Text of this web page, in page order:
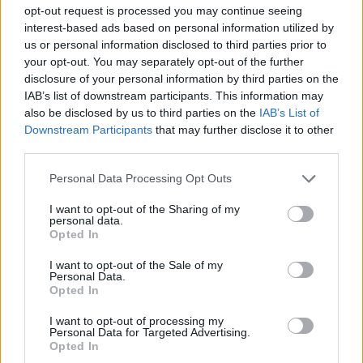
opt-out request is processed you may continue seeing
interest-based ads based on personal information utilized by
us or personal information disclosed to third parties prior to
your opt-out. You may separately opt-out of the further
disclosure of your personal information by third parties on the
IAB’s list of downstream participants. This information may
also be disclosed by us to third parties on the IAB’s List of
Downstream Participants that may further disclose it to other
Personal Data Processing Opt Outs
I want to opt-out of the Sharing of my
personal data.
Opted In
I want to opt-out of the Sale of my
Personal Data.
Opted In
I want to opt-out of processing my
Personal Data for Targeted Advertising.
Opted In
Su Amrabat
"Poi c'era la situazione Amrabat che era un
punto interrogativo: noi volevamo tenerlo, lui
non era d'accordo. Ha trovato un club che a
livello economico lo soddisfava di più e ci
siamo allontanati. Ma un centrocampista lo
volevamo prendere ugualmente".
Su Cataldi
è bambino. Questa sua leadership ci darà
tanto".
Su Kayode